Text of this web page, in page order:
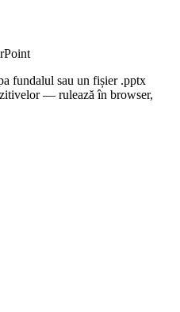
fundalul sau un fișier .pptx
— rulează în browser,